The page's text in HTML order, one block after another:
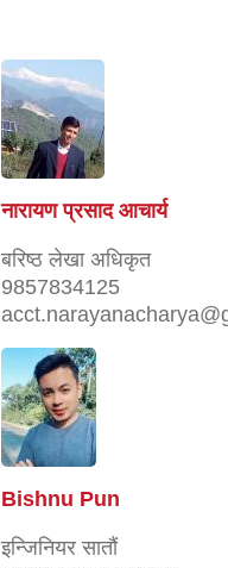
नारायण प्रसाद आचार्य
बरिष्ठ लेखा अधिकृत
9857834125
Bishnu Pun
इन्जिनियर सातौं